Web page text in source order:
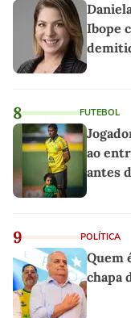
Ibope
8 FUTEBOL
ao
antes
9 POLÍTICA
Quem
chapa